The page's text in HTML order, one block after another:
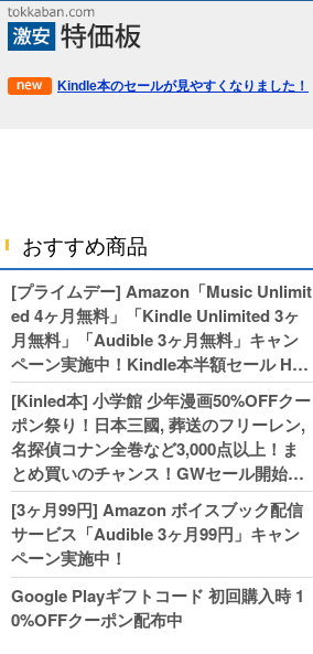
Kindle本のセールが見やすくなりました！
おすすめ商品
[プライムデー] Amazon「Music Unlimit
ed 4ヶ月無料」「Kindle Unlimited 3ヶ
月無料」「Audible 3ヶ月無料」キャン
ペーン実施中！Kindle本半額セール HU
NTER×HUNTERなど集英社、無職転生,
幼女戦記などKADOKAWA、キャプテン
翼100円セールも！
[Kinled本] 小学館 少年漫画50%OFFクー
ポン祭り！日本三國, 葬送のフリーレン,
名探偵コナン全巻など3,000点以上！ま
とめ買いのチャンス！GWセール開始！
人気コミック多数 カドカワ祭やIT関連本
がセールに！
[3ヶ月99円] Amazon ボイスブック配信
サービス「Audible 3ヶ月99円」キャン
ペーン実施中！
Google Playギフトコード 初回購入時 1
0%OFFクーポン配布中